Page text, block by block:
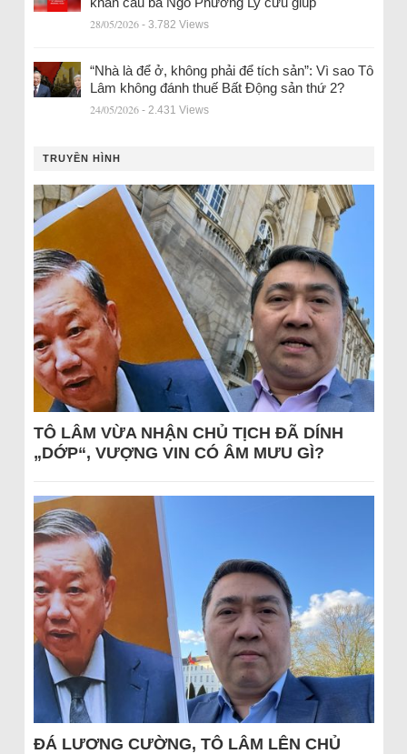
28/05/2026 - 3.782 Views
“Nhà là để ở, không phải để tích sản”: Vì sao Tô
Lâm không đánh thuế Bất Động sản thứ 2?
24/05/2026 - 2.431 Views
TRUYỀN HÌNH
TÔ LÂM VỪA NHẬN CHỦ TỊCH ĐÃ DÍNH
„DỚP“, VƯỢNG VIN CÓ ÂM MƯU GÌ?
ĐÁ LƯƠNG CƯỜNG, TÔ LÂM LÊN CHỦ